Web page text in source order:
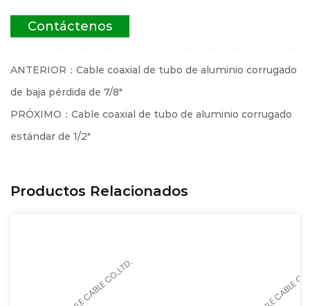
Contáctenos
ANTERIOR：Cable coaxial de tubo de aluminio corrugado
de baja pérdida de 7/8"
PRÓXIMO：Cable coaxial de tubo de aluminio corrugado
estándar de 1/2"
Productos Relacionados